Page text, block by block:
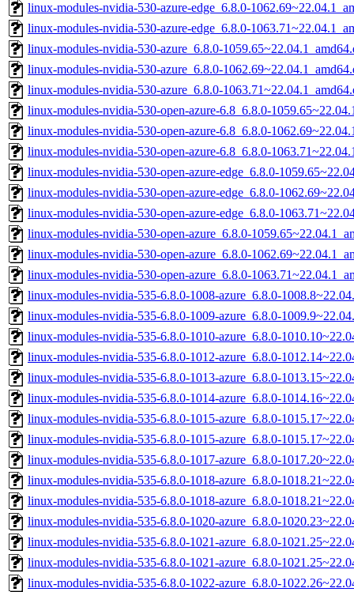
linux-modules-nvidia-530-azure-edge_6.8.0-
linux-modules-nvidia-530-azure-edge_6.8.0-
linux-modules-nvidia-530-azure_6.8.0-
linux-modules-nvidia-530-azure_6.8.0-
linux-modules-nvidia-530-azure_6.8.0-
linux-modules-nvidia-530-open-azure-6.8_6.8.0-
linux-modules-nvidia-530-open-azure-6.8_6.8.0-
linux-modules-nvidia-530-open-azure-6.8_6.8.0-
linux-modules-nvidia-530-open-azure-edge_6.8.0-
linux-modules-nvidia-530-open-azure-edge_6.8.0-
linux-modules-nvidia-530-open-azure-edge_6.8.0-
linux-modules-nvidia-530-open-azure_6.8.0-
linux-modules-nvidia-530-open-azure_6.8.0-
linux-modules-nvidia-530-open-azure_6.8.0-
linux-modules-nvidia-535-6.8.0-1008-azure_6.8.0-
linux-modules-nvidia-535-6.8.0-1009-azure_6.8.0-
linux-modules-nvidia-535-6.8.0-1010-azure_6.8.0-
linux-modules-nvidia-535-6.8.0-1012-azure_6.8.0-
linux-modules-nvidia-535-6.8.0-1013-azure_6.8.0-
linux-modules-nvidia-535-6.8.0-1014-azure_6.8.0-
linux-modules-nvidia-535-6.8.0-1015-azure_6.8.0-
linux-modules-nvidia-535-6.8.0-1015-azure_6.8.0-
linux-modules-nvidia-535-6.8.0-1017-azure_6.8.0-
linux-modules-nvidia-535-6.8.0-1018-azure_6.8.0-
linux-modules-nvidia-535-6.8.0-1018-azure_6.8.0-
linux-modules-nvidia-535-6.8.0-1020-azure_6.8.0-
linux-modules-nvidia-535-6.8.0-1021-azure_6.8.0-
linux-modules-nvidia-535-6.8.0-1021-azure_6.8.0-
linux-modules-nvidia-535-6.8.0-1022-azure_6.8.0-